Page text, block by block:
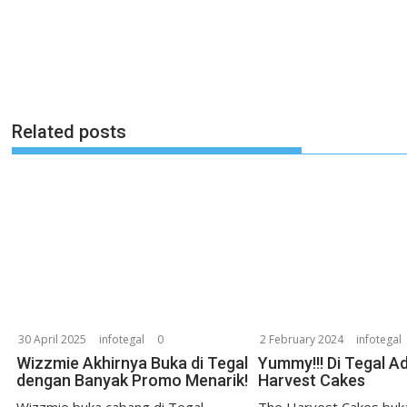
Related posts
30 April 2025 infotegal 0
Wizzmie Akhirnya Buka di Tegal
dengan Banyak Promo Menarik!
2 February 2024 infotegal
Yummy!!! Di Tegal
Harvest Cakes